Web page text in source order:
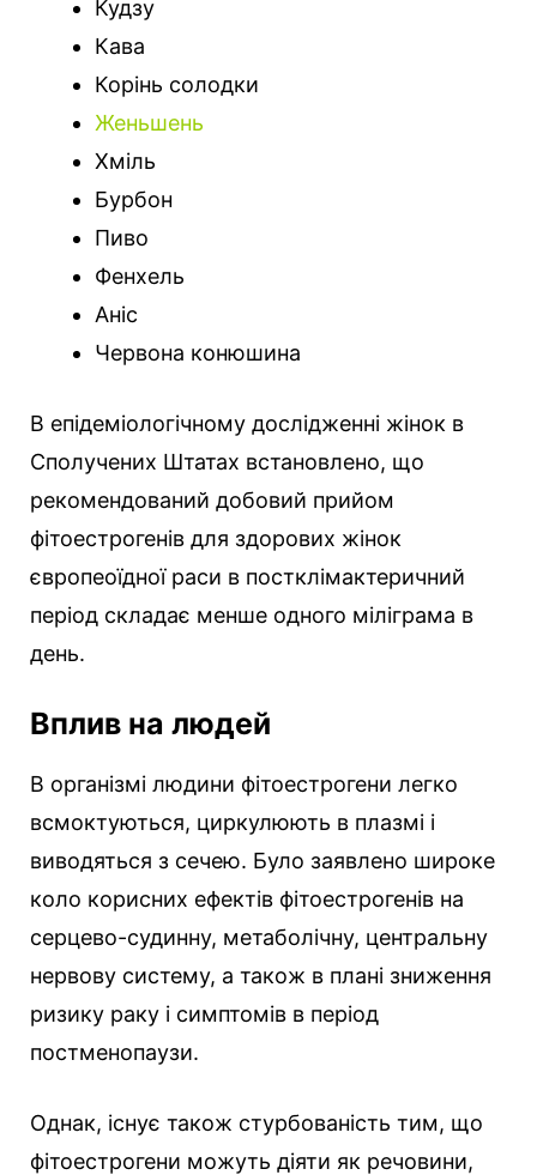
Кудзу
Кава
Корінь солодки
Женьшень
Хміль
Бурбон
Пиво
Фенхель
Аніс
Червона конюшина
В епідеміологічному дослідженні жінок в
Сполучених Штатах встановлено, що
рекомендований добовий прийом
фітоестрогенів для здорових жінок
європеоїдної раси в постклімактеричний
період складає менше одного міліграма в
день.
Вплив на людей
В організмі людини фітоестрогени легко
всмоктуються, циркулюють в плазмі і
виводяться з сечею. Було заявлено широке
коло корисних ефектів фітоестрогенів на
серцево-судинну, метаболічну, центральну
нервову систему, а також в плані зниження
ризику раку і симптомів в період
постменопаузи.
Однак, існує також стурбованість тим, що
фітоестрогени можуть діяти як речовини,